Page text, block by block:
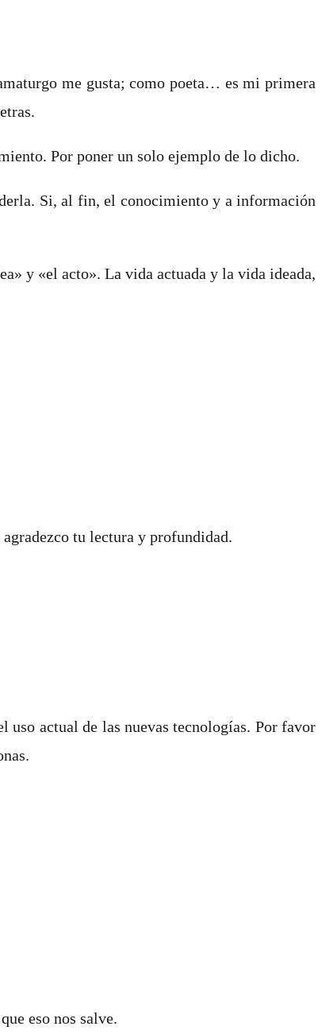
me gusta; como poeta… es mi primera
Por poner un solo ejemplo de lo dicho.
Si, al fin, el conocimiento y a información
y «el acto». La vida actuada y la vida ideada,
tu lectura y profundidad.
uso actual de las nuevas tecnologías. Por favor
eso nos salve.